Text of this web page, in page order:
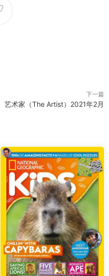
下一篇
艺术家（The Artist）2021年2月